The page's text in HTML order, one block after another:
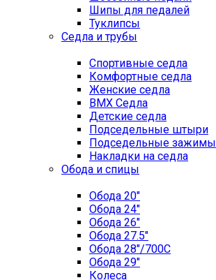
Шипы для педалей
Туклипсы
Седла и трубы
Спортивные седла
Комфортные седла
Женские седла
BMX Седла
Детские седла
Подседельные штыри
Подседельные зажимы
Накладки на седла
Обода и спицы
Обода 20"
Обода 24"
Обода 26"
Обода 27.5"
Обода 28"/700C
Обода 29"
Колеса